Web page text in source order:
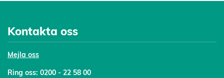
Kontakta oss
Mejla oss
Ring oss: 0200 - 22 58 00